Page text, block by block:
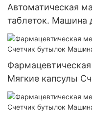
Автоматическая
таблеток. Машина
капсул. UBM- 4
Мягкие капсулы
подсчета бутылок